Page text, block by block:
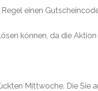
einen
können, da die
Mittwoche. Die Sie